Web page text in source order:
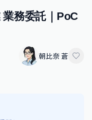
務委託｜PoC
朝比奈 蒼